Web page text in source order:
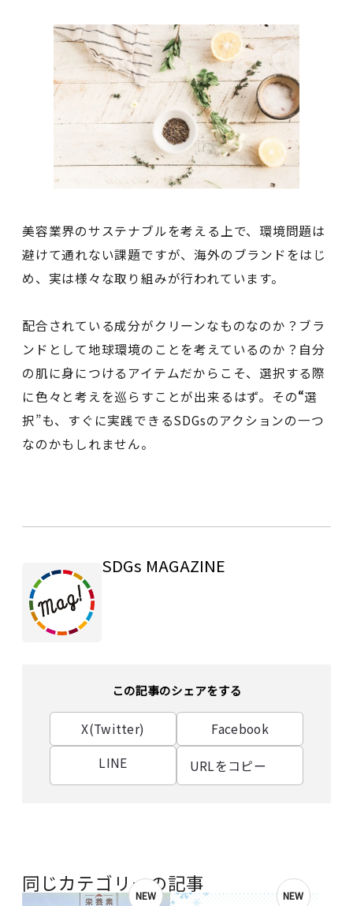
美容業界のサステナブルを考える上で、環境問題は
避けて通れない課題ですが、海外のブランドをはじ
め、実は様々な取り組みが行われています。
配合されている成分がクリーンなものなのか？ブラ
ンドとして地球環境のことを考えているのか？自分
の肌に身につけるアイテムだからこそ、選択する際
に色々と考えを巡らすことが出来るはず。その“選
択”も、すぐに実践できるSDGsのアクションの一つ
なのかもしれません。
SDGs MAGAZINE
この記事のシェアをする
X(Twitter)
Facebook
LINE
URLをコピー
同じカテゴリーの記事
NEW NEW